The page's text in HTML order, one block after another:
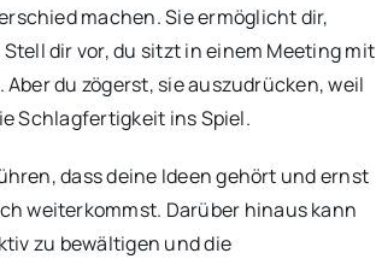
machen. Sie ermöglicht dir,
dir vor, du sitzt in einem Meeting mit
du zögerst, sie auszudrücken, weil
Schlagfertigkeit ins Spiel.
dass deine Ideen gehört und ernst
weiterkommst. Darüber hinaus kann
zu bewältigen und die